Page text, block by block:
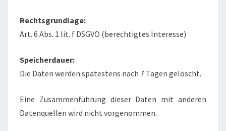
Rechtsgrundlage:
Art. 6 Abs. 1 lit. f DSGVO (berechtigtes Interesse)
Speicherdauer:
Die Daten werden spätestens nach 7 Tagen gelöscht.
Eine Zusammenführung dieser Daten mit anderen
Datenquellen wird nicht vorgenommen.